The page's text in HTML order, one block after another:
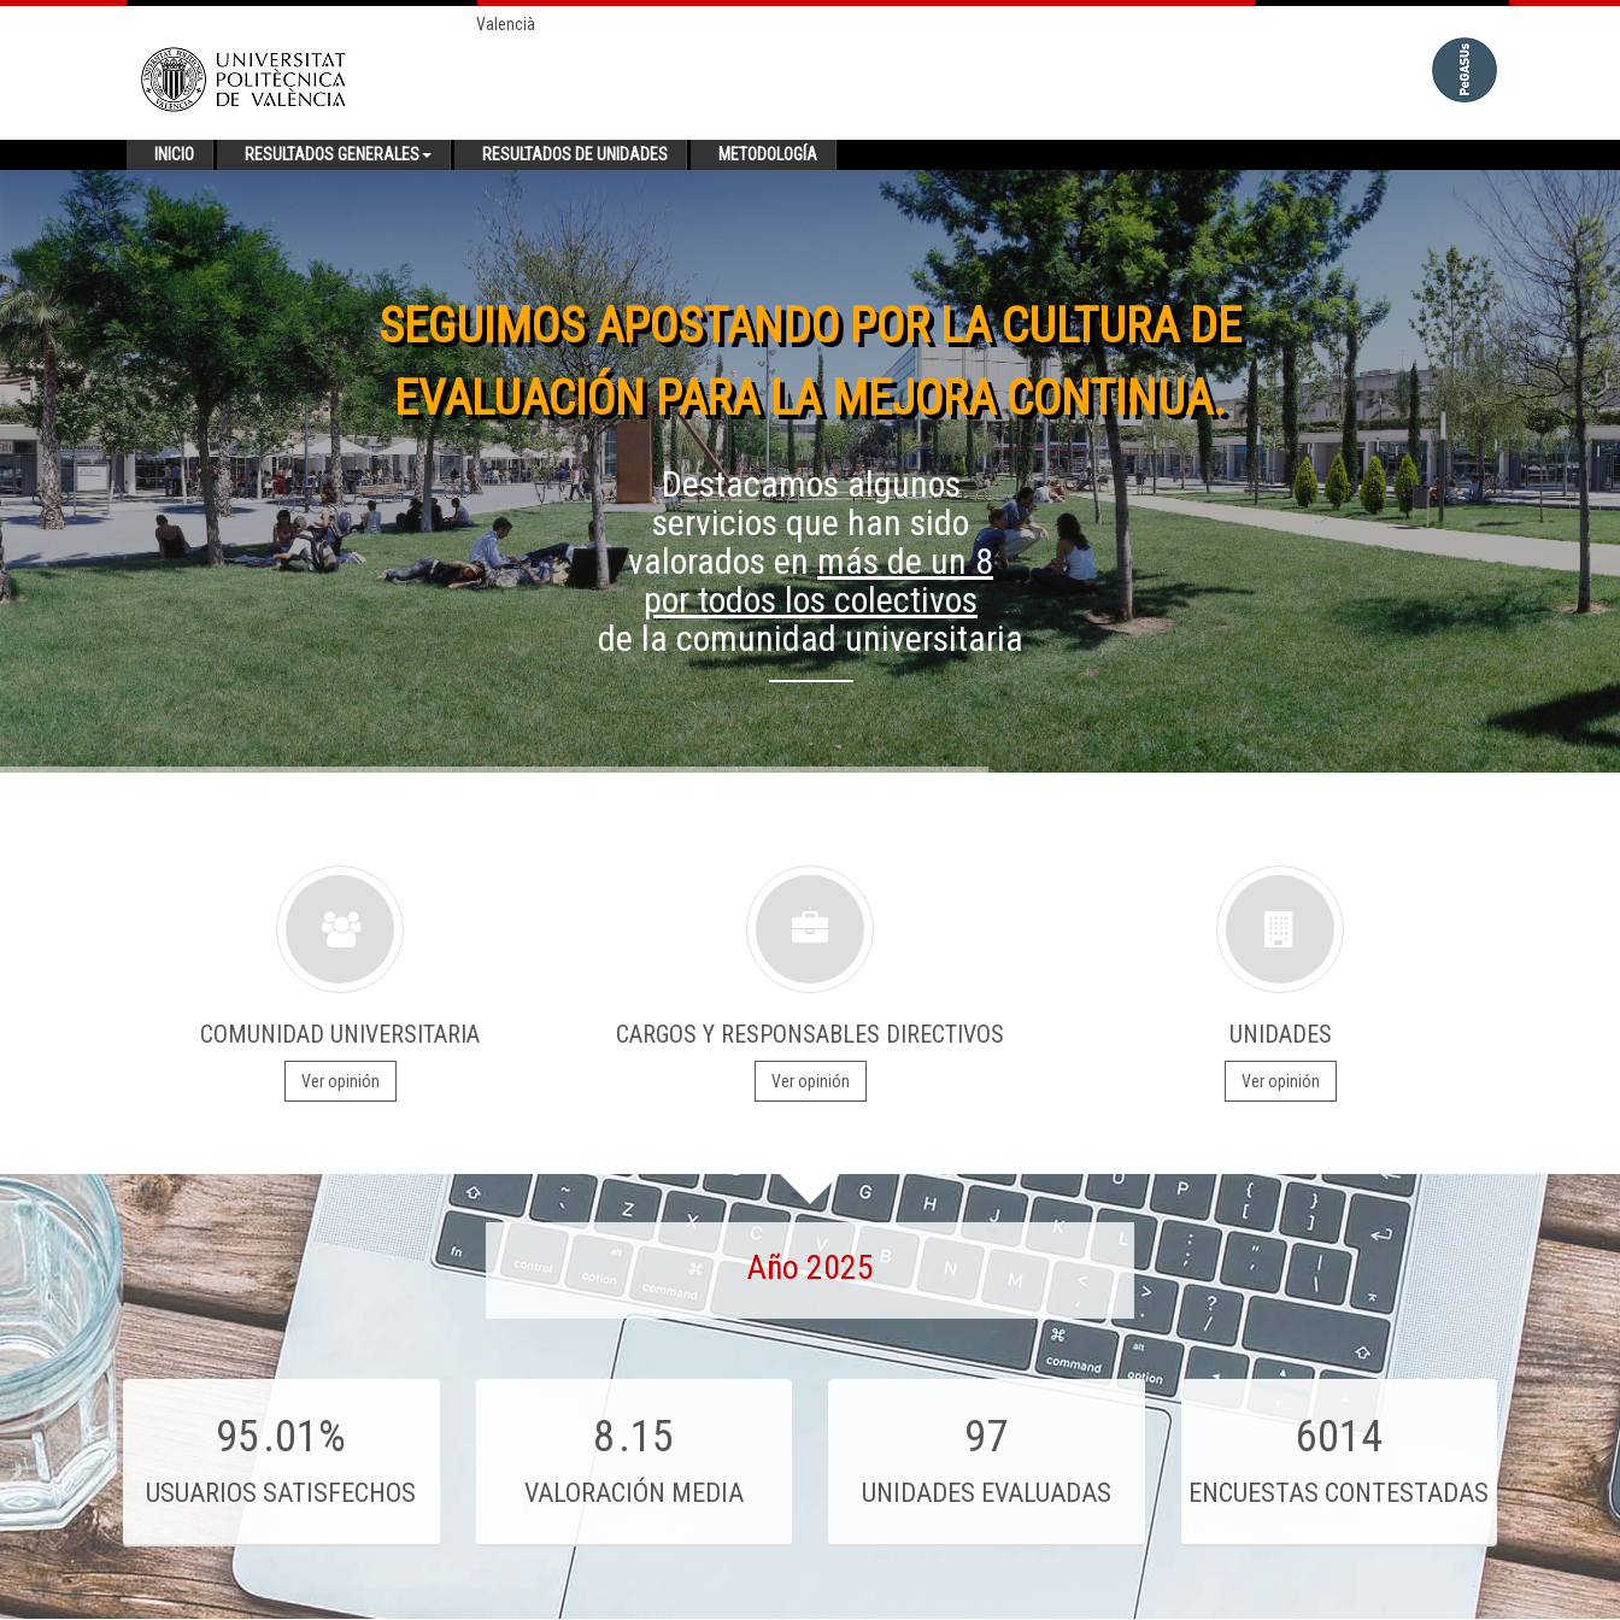
Valencià
INICIO RESULTADOS GENERALES RESULTADOS DE UNIDADES METODOLOGÍA
SEGUIMOS APOSTANDO POR LA CULTURA DE
EVALUACIÓN PARA LA MEJORA CONTINUA.
Destacamos algunos
servicios que han sido
valorados enmás de un 8
por todos los colectivos
de la comunidad universitaria
COMUNIDAD UNIVERSITARIA
Ver opinión
CARGOS Y RESPONSABLES DIRECTIVOS
Ver opinión
UNIDADES
Ver opinión
Año 2025
95.01%
USUARIOS SATISFECHOS
8.15
VALORACIÓN MEDIA
97
UNIDADES EVALUADAS
6014
ENCUESTAS CONTESTADAS